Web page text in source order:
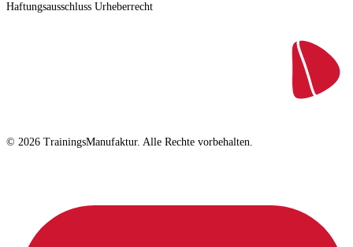
Haftungsausschluss Urheberrecht
© 2026 TrainingsManufaktur. Alle Rechte vorbehalten.